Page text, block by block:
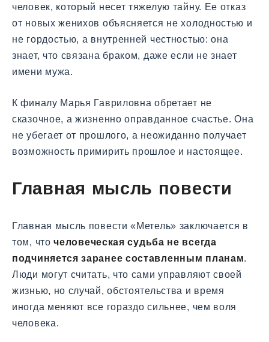
человек, который несет тяжелую тайну. Ее отказ
от новых женихов объясняется не холодностью и
не гордостью, а внутренней честностью: она
знает, что связана браком, даже если не знает
имени мужа.
К финалу Марья Гавриловна обретает не
сказочное, а жизненно оправданное счастье. Она
не убегает от прошлого, а неожиданно получает
возможность примирить прошлое и настоящее.
Главная мысль повести
Главная мысль повести «Метель» заключается в
том, чточеловеческая судьба не всегда
подчиняется заранее составленным планам.
Люди могут считать, что сами управляют своей
жизнью, но случай, обстоятельства и время
иногда меняют все гораздо сильнее, чем воля
человека.